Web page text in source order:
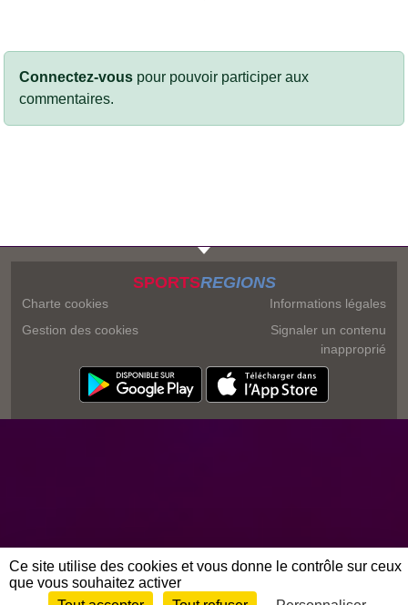
Connectez-vous pour pouvoir participer aux
commentaires.
SPORTSREGIONS
Charte cookies
Gestion des cookies
Informations légales
Signaler un contenu
inapproprié
Ce site utilise des cookies et vous donne le contrôle sur ceux
que vous souhaitez activer